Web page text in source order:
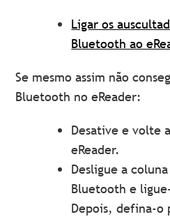
Ligar os
Bluetooth ao
Se mesmo assim não
Bluetooth no eReader:
Desative e volte
eReader.
Desligue a
Bluetooth e
Depois, defina-o